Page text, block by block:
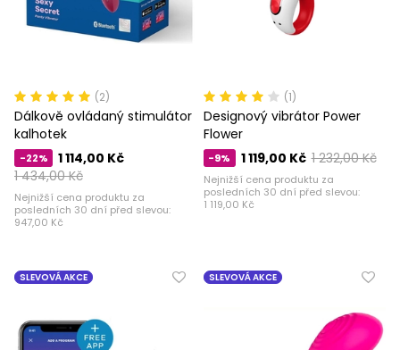
(2)
Dálkově ovládaný stimulátor
kalhotek
-22%
1 434,00 Kč
1 114,00 Kč
Nejnižší cena produktu za
posledních 30 dní před slevou:
947,00 Kč
(1)
Designový vibrátor Power
Flower
-9% 1 232,00 Kč
1 119,00 Kč
Nejnižší cena produktu za
posledních 30 dní před slevou:
1 119,00 Kč
SLEVOVÁ AKCE SLEVOVÁ AKCE